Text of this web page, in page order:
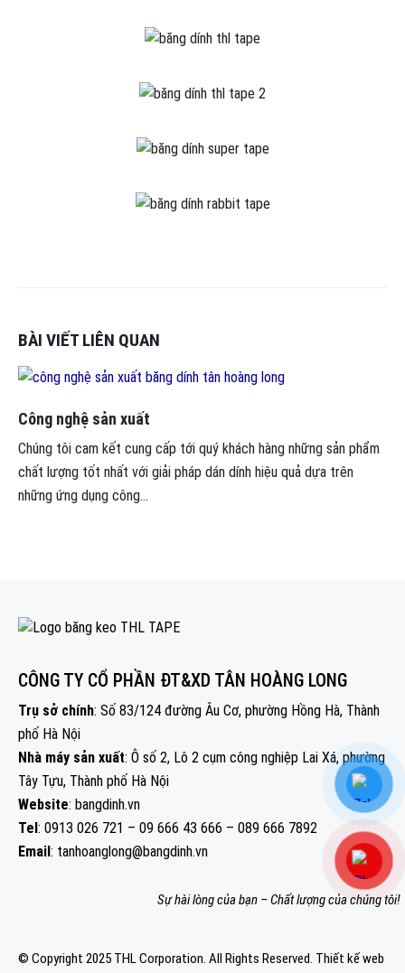
BÀI VIẾT LIÊN QUAN
Công nghệ sản xuất
Chúng tôi cam kết cung cấp tới quý khách hàng những sản phẩm
chất lượng tốt nhất với giải pháp dán dính hiệu quả dựa trên
những ứng dụng công...
CÔNG TY CỔ PHẦN ĐT&XD TÂN HOÀNG LONG
Trụ sở chính: Số 83/124 đường Âu Cơ, phường Hồng Hà, Thành
phố Hà Nội
Nhà máy sản xuất: Ô số 2, Lô 2 cụm công nghiệp Lai Xá, phường
Tây Tựu, Thành phố Hà Nội
Website: bangdinh.vn
Tel: 0913 026 721 – 09 666 43 666 – 089 666 7892
Email: tanhoanglong@bangdinh.vn
Sự hài lòng của bạn – Chất lượng của chúng tôi!
© Copyright 2025 THL Corporation. All Rights Reserved. Thiết kế web